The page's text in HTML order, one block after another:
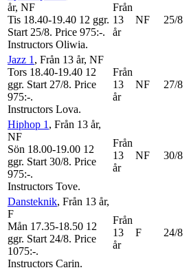
år, NF
Tis 18.40-19.40 12 ggr.
Start 25/8. Price 975:-.
Instructors Oliwia.
Från
13
år
NF 25/8
Jazz 1 , Från 13 år, NF
Tors 18.40-19.40 12
ggr. Start 27/8. Price
975:-.
Instructors Lova.
Från
13
år
NF 27/8
Hiphop 1 , Från 13 år,
NF
Sön 18.00-19.00 12
ggr. Start 30/8. Price
975:-.
Instructors Tove.
Från
13
år
NF 30/8
Dansteknik, Från 13 år,
F
Mån 17.35-18.50 12
ggr. Start 24/8. Price
1075:-.
Instructors Carin.
Från
13
år
F 24/8